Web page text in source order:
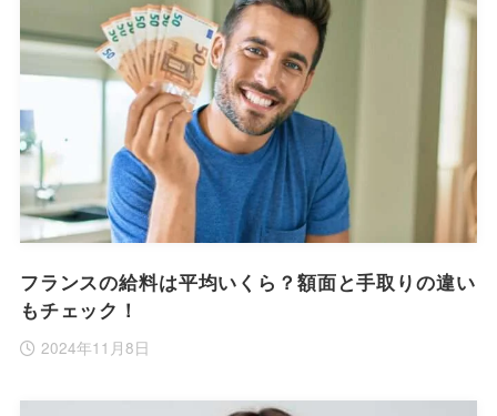
フランスの給料は平均いくら？額面と手取りの違い
もチェック！
2024年11月8日